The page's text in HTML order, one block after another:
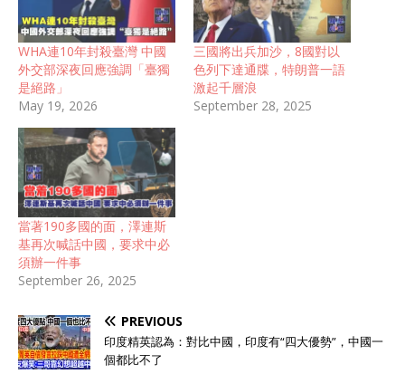
WHA連10年封殺臺灣 中國
外交部深夜回應強調「臺獨
是絕路」
May 19, 2026
三國將出兵加沙，8國對以
色列下達通牒，特朗普一語
激起千層浪
September 28, 2025
當著190多國的面，澤連斯
基再次喊話中國，要求中必
須辦一件事
September 26, 2025
PREVIOUS
印度精英認為：對比中國，印度有“四大優勢”，中國一
個都比不了